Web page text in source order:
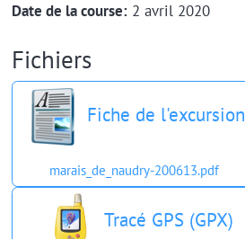
Date de la course:2 avril 2020
Fichiers
Fiche de l'excursion
marais_de_naudry-200613.pdf
Tracé GPS (GPX)